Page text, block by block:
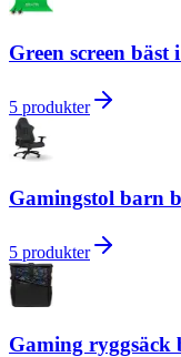
Green screen bäst
5 produkter
Gamingstol barn
5 produkter
Gaming ryggsäck